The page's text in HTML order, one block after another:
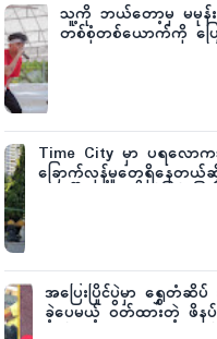
သူ့ကို ဘယ်တော့မှ မမုန်
တစ်စုံတစ်ယောက်ကို ပြေ
Time City မှာ ပရလောက
ခြောက်လှန့်မှုတွေရှိနေတ
အပြေးပြိုင်ပွဲမှာ ရွှေတံဆိ
ခဲ့ပေမယ့် ဝတ်ထားတဲ့ ဖိနပ်